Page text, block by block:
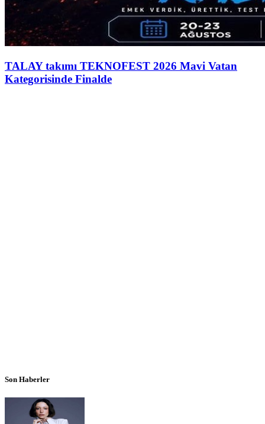
TALAY takımı TEKNOFEST 2026 Mavi Vatan
Kategorisinde Finalde
Son Haberler